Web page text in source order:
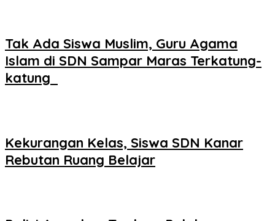
Tak Ada Siswa Muslim, Guru Agama
Islam di SDN Sampar Maras Terkatung-
katung ‎
Kekurangan Kelas, Siswa SDN Kanar
Rebutan Ruang Belajar